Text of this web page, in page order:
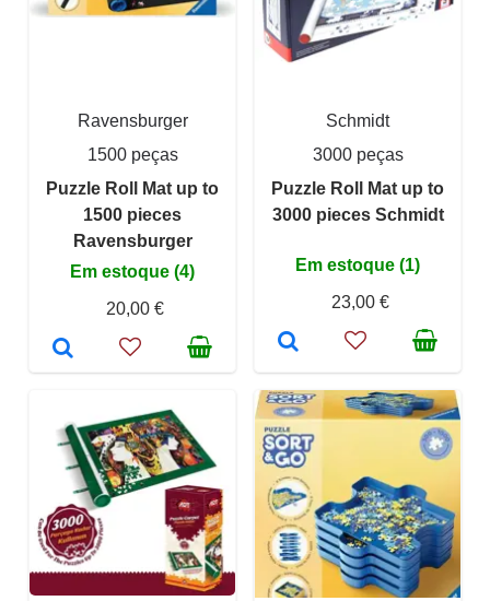
Ravensburger
1500 peças
Puzzle Roll Mat up to
1500 pieces
Ravensburger
Em estoque (4)
20,00 €
Schmidt
3000 peças
Puzzle Roll Mat up to
3000 pieces Schmidt
Em estoque (1)
23,00 €